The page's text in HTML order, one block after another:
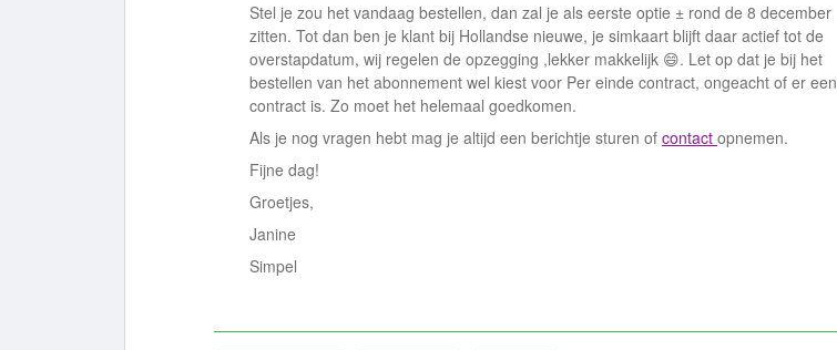
Stel je zou het vandaag bestellen, dan zal je als eerste optie ± rond de 8 december
zitten. Tot dan ben je klant bij Hollandse nieuwe, je simkaart blijft daar actief tot de
overstapdatum, wij regelen de opzegging ,lekker makkelijk 😄. Let op dat je bij het
bestellen van het abonnement wel kiest voor Per einde contract, ongeacht of er een
contract is. Zo moet het helemaal goedkomen.
Als je nog vragen hebt mag je altijd een berichtje sturen of contact opnemen.
Fijne dag!
Groetjes,
Janine
Simpel